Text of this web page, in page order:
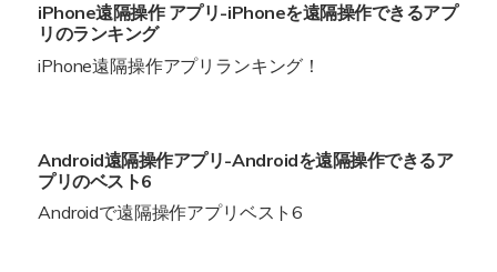
iPhone遠隔操作 アプリ-iPhoneを遠隔操作できるアプ
リのランキング
iPhone遠隔操作アプリランキング！
Android遠隔操作アプリ-Androidを遠隔操作できるア
プリのベスト6
Androidで遠隔操作アプリベスト6